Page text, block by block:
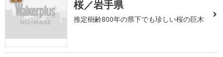
桜／岩手県
推定樹齢800年の県下でも珍しい桜の巨木